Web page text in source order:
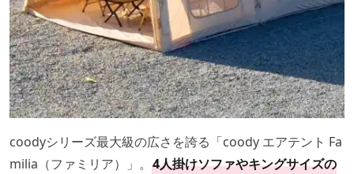
coodyシリーズ最大級の広さを誇る「coody エアテント Fa
milia（ファミリア）」。 4人掛けソファやキングサイズの